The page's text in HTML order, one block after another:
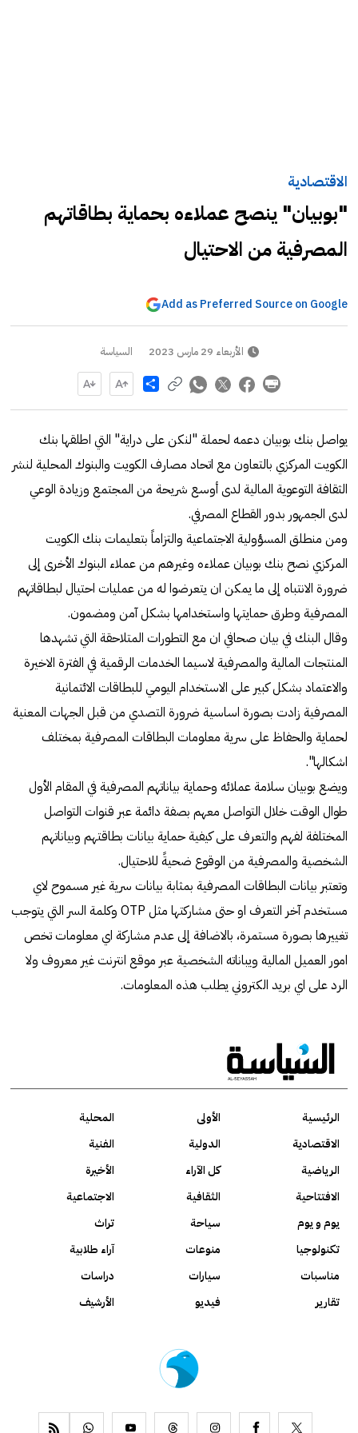
الاقتصادية
"بوبيان" ينصح عملاءه بحماية بطاقاتهم
المصرفية من الاحتيال
Add as Preferred Source on Google
الأربعاء 29 مارس 2023 السياسة
Share
يواصل بنك بوبيان دعمه لحملة "لنكن على دراية" التي اطلقها بنك
الكويت المركزي بالتعاون مع اتحاد مصارف الكويت والبنوك المحلية لنشر
الثقافة التوعوية المالية لدى أوسع شريحة من المجتمع وزيادة الوعي
لدى الجمهور بدور القطاع المصرفي.
ومن منطلق المسؤولية الاجتماعية والتزاماً بتعليمات بنك الكويت
المركزي نصح بنك بوبيان عملاءه وغيرهم من عملاء البنوك الأخرى إلى
ضرورة الانتباه إلى ما يمكن ان يتعرضوا له من عمليات احتيال لبطاقاتهم
المصرفية وطرق حمايتها واستخدامها بشكل آمن ومضمون.
وقال البنك في بيان صحافي ان مع التطورات المتلاحقة التي تشهدها
المنتجات المالية والمصرفية لاسيما الخدمات الرقمية في الفترة الاخيرة
والاعتماد بشكل كبير على الاستخدام اليومي للبطاقات الائتمانية
المصرفية زادت بصورة اساسية ضرورة التصدي من قبل الجهات المعنية
لحماية والحفاظ على سرية معلومات البطاقات المصرفية بمختلف
اشكالها".
ويضع بوبيان سلامة عملائه وحماية بياناتهم المصرفية في المقام الأول
طوال الوقت خلال التواصل معهم بصفة دائمة عبر قنوات التواصل
المختلفة لفهم والتعرف على كيفية حماية بيانات بطاقتهم وبياناتهم
الشخصية والمصرفية من الوقوع ضحيةً للاحتيال.
وتعتبر بيانات البطاقات المصرفية بمثابة بيانات سرية غير مسموح لاي
مستخدم آخر التعرف او حتى مشاركتها مثل OTP وكلمة السر التي يتوجب
تغييرها بصورة مستمرة، بالاضافة إلى عدم مشاركة اي معلومات تخص
امور العميل المالية ويباناته الشخصية عبر موقع انترنت غير معروف ولا
الرد على اي بريد الكتروني يطلب هذه المعلومات.
الرئيسية الأولى
المحلية
الاقتصادية
الدولية
الفنية
الرياضية
كل الآراء
الأخيرة
الافتتاحية
الثقافية
الاجتماعية
يوم و يوم
سياحة
تراث
تكنولوجيا
منوعات
آراء طلابية
مناسبات
سيارات
دراسات
تقارير
فيديو الأرشيف